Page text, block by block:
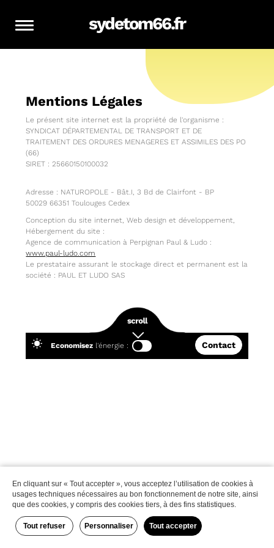
sydetom66.fr
Mentions légales
RGPD
Mentions Légales
Le présent site internet est la propriété de l'organisme :
SYNDICAT DÉPARTEMENTAL DE TRANSPORT ET DE
TRAITEMENT DES ORDURES MENAGERES ET ASSIMILES DES PO
(66)
​SIRET :25660150100032
Adresse : NATUROPOLE - Bât.I, 3 Bd de Clairfont - BP
5002966351Toulouges Cedex
Conception du site internet, Web design et développement,
Hébergement du site :
Agence de communication à Perpignan Paul & Ludo :
www.paul-ludo.com
Le prestataire assurant le stockage direct et permanent est la
société : PAUL ET LUDO SAS
Economisez l'énergie : Contact
En cliquant sur « Tout accepter », vous acceptez l’utilisation de cookies à
usages techniques nécessaires au bon fonctionnement de notre site, ainsi
que des cookies, y compris des cookies tiers, à des fins statistiques.
Tout refuser Personnaliser Tout accepter